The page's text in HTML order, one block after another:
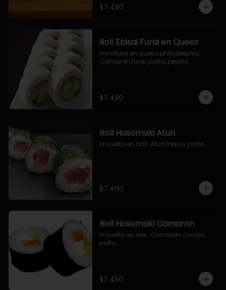
$7.490
Roll Ebisai Furai en Queso
Envoltura en queso philadelphia.
Camaron furai, palta, pepino.
$7.490
Roll Hosomaki Atun
Envuelto en nori. Atun fresco, palta.
$7.490
Roll Hosomaki Camaron
Envuelto en nori. Camaron cocido,
palta.
$7.490